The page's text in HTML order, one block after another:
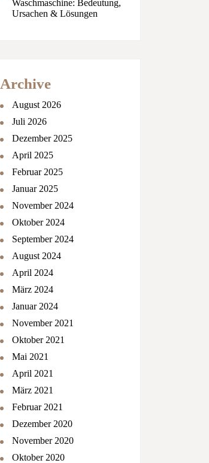
Waschmaschine: Bedeutung,
Ursachen & Lösungen
Archive
August 2026
Juli 2026
Dezember 2025
April 2025
Februar 2025
Januar 2025
November 2024
Oktober 2024
September 2024
August 2024
April 2024
März 2024
Januar 2024
November 2021
Oktober 2021
Mai 2021
April 2021
März 2021
Februar 2021
Dezember 2020
November 2020
Oktober 2020